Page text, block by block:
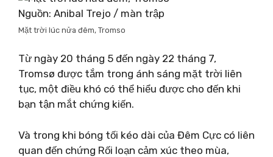
Nguồn: Anibal Trejo / màn trập
Mặt trời lúc nửa đêm, Tromso
Từ ngày 20 tháng 5 đến ngày 22 tháng 7,
Tromsø được tắm trong ánh sáng mặt trời liên
tục, một điều khó có thể hiểu được cho đến khi
bạn tận mắt chứng kiến.
Và trong khi bóng tối kéo dài của Đêm Cực có liên
quan đến chứng Rối loạn cảm xúc theo mùa,